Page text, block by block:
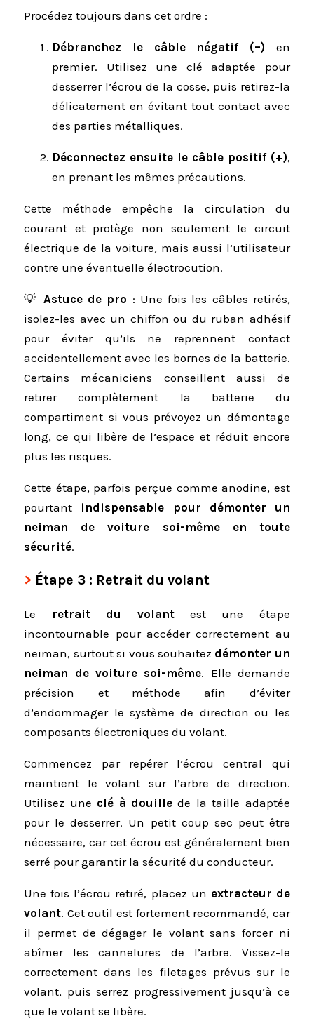
Procédez toujours dans cet ordre :
Débranchez le câble négatif (–) en
premier. Utilisez une clé adaptée pour
desserrer l’écrou de la cosse, puis retirez-la
délicatement en évitant tout contact avec
des parties métalliques.
Déconnectez ensuite le câble positif (+),
en prenant les mêmes précautions.
Cette méthode empêche la circulation du
courant et protège non seulement le circuit
électrique de la voiture, mais aussi l’utilisateur
contre une éventuelle électrocution.
💡 Astuce de pro : Une fois les câbles retirés,
isolez-les avec un chiffon ou du ruban adhésif
pour éviter qu’ils ne reprennent contact
accidentellement avec les bornes de la batterie.
Certains mécaniciens conseillent aussi de
retirer complètement la batterie du
compartiment si vous prévoyez un démontage
long, ce qui libère de l’espace et réduit encore
plus les risques.
Cette étape, parfois perçue comme anodine, est
pourtant indispensable pour démonter un
neiman de voiture soi-même en toute
sécurité.
Étape 3 : Retrait du volant
Le retrait du volantest une étape
incontournable pour accéder correctement au
neiman, surtout si vous souhaitez démonter un
neiman de voiture soi-même. Elle demande
précision et méthode afin d’éviter
d’endommager le système de direction ou les
composants électroniques du volant.
Commencez par repérer l’écrou central qui
maintient le volant sur l’arbre de direction.
Utilisez une clé à douille de la taille adaptée
pour le desserrer. Un petit coup sec peut être
nécessaire, car cet écrou est généralement bien
serré pour garantir la sécurité du conducteur.
Une fois l’écrou retiré, placez un extracteur de
volant. Cet outil est fortement recommandé, car
il permet de dégager le volant sans forcer ni
abîmer les cannelures de l’arbre. Vissez-le
correctement dans les filetages prévus sur le
volant, puis serrez progressivement jusqu’à ce
que le volant se libère.